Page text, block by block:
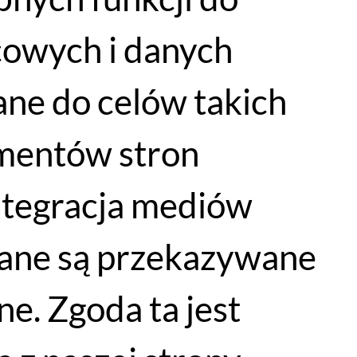
WYPRZEDAŻ
i danych
do celów takich
stron
mediów
są przekazywane
Zgoda ta jest